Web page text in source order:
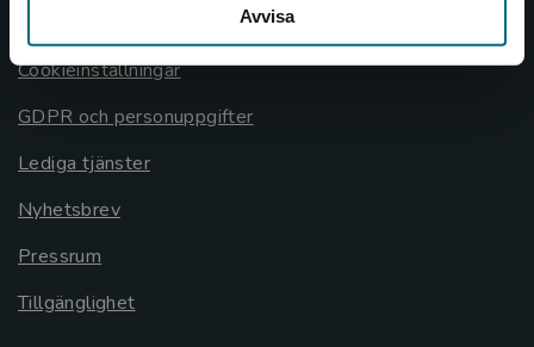
Avvisa
Cookieinställningar
GDPR och personuppgifter
Lediga tjänster
Nyhetsbrev
Pressrum
Tillgänglighet